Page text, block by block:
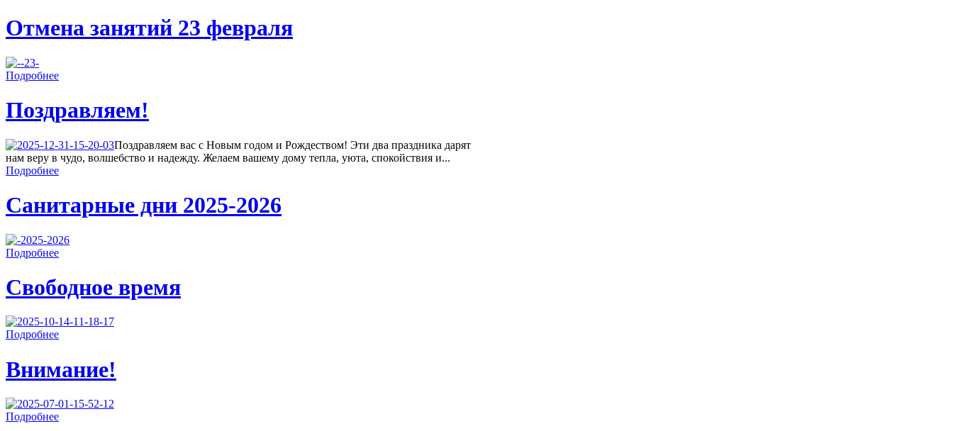
Отмена занятий 23 февраля
Подробнее
Поздравляем!
Поздравляем вас с Новым годом и Рождеством! Эти два праздника дарят
нам веру в чудо, волшебство и надежду. Желаем вашему дому тепла, уюта, спокойствия и...
Подробнее
Санитарные дни 2025-2026
Подробнее
Свободное время
Подробнее
Внимание!
Подробнее